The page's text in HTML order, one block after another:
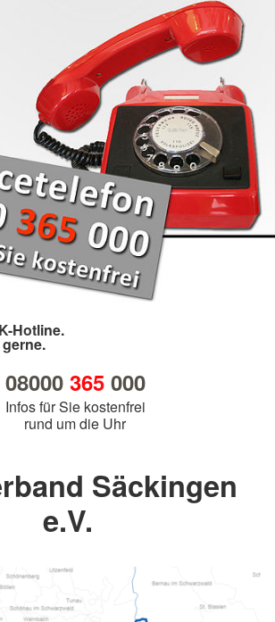
Hotline.
08000 365000
Infos für Sie kostenfrei
rund um die Uhr
Säckingen
e.V.